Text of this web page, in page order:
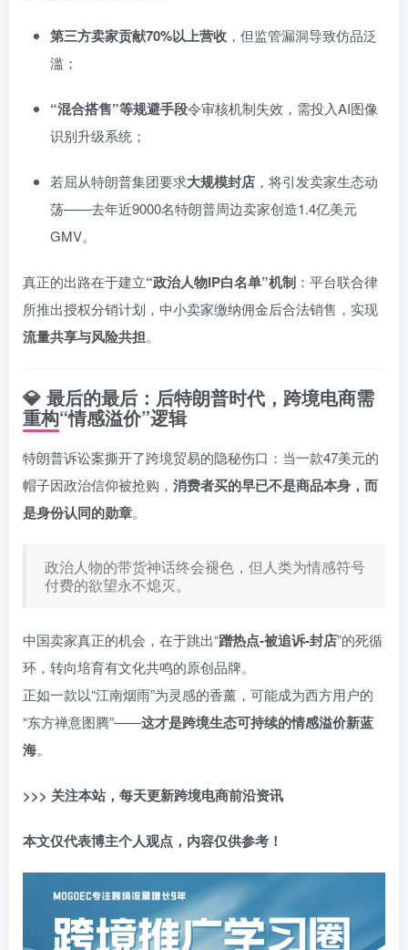
第三方卖家贡献70%以上营收 ，但监管漏洞导致仿品泛
滥；
“混合搭售”等规避手段令审核机制失效，需投入AI图像
识别升级系统；
若屈从特朗普集团要求大规模封店 ，将引发卖家生态动
荡——去年近9000名特朗普周边卖家创造1.4亿美元
GMV。
真正的出路在于建立“政治人物IP白名单”机制 ：平台联合律
所推出授权分销计划，中小卖家缴纳佣金后合法销售，实现
流量共享与风险共担。
💎 最后的最后：后特朗普时代，跨境电商需
重构“情感溢价”逻辑
特朗普诉讼案撕开了跨境贸易的隐秘伤口：当一款47美元的
帽子因政治信仰被抢购， 消费者买的早已不是商品本身，而
是身份认同的勋章。
政治人物的带货神话终会褪色，但人类为情感符号
付费的欲望永不熄灭。
中国卖家真正的机会，在于跳出“蹭热点-被追诉-封店”的死循
环，转向培育有文化共鸣的原创品牌。
正如一款以“江南烟雨”为灵感的香薰，可能成为西方用户的
“东方禅意图腾”——这才是跨境生态可持续的情感溢价新蓝
海。
>>> 关注本站，每天更新跨境电商前沿资讯
本文仅代表博主个人观点，内容仅供参考！